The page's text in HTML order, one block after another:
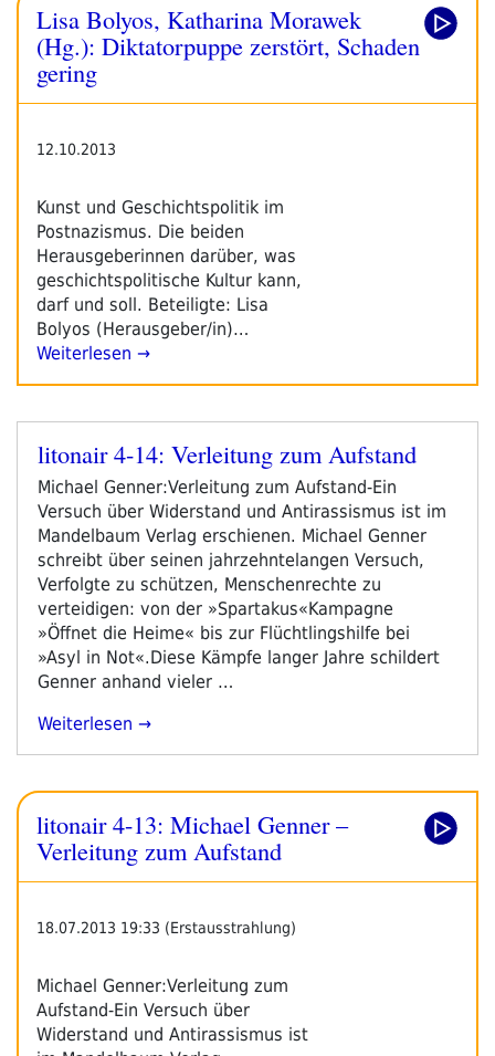
Lisa Bolyos, Katharina Morawek
(Hg.): Diktatorpuppe zerstört, Schaden
gering
12.10.2013
Kunst und Geschichtspolitik im
Postnazismus. Die beiden
Herausgeberinnen darüber, was
geschichtspolitische Kultur kann,
darf und soll. Beteiligte: Lisa
Bolyos (Herausgeber/in)…
Weiterlesen →
Veröffentlicht
litonair 4-14: Verleitung zum Aufstand
Michael Genner:Verleitung zum Aufstand-Ein
Versuch über Widerstand und Antirassismus ist im
Mandelbaum Verlag erschienen. Michael Genner
schreibt über seinen jahrzehntelangen Versuch,
Verfolgte zu schützen, Menschenrechte zu
verteidigen: von der »Spartakus«­Kampagne
»Öffnet die Heime« bis zur Flücht­lingshilfe bei
»Asyl in Not«.Diese Kämpfe langer Jahre schildert
Genner anhand vieler …
„litonair
Verleitung
Zum
Aufstand“
Weiterlesen
litonair 4-13: Michael Genner –
Verleitung zum Aufstand
18.07.2013 19:33 (Erstausstrahlung)
Michael Genner:Verleitung zum
Aufstand-Ein Versuch über
Widerstand und Antirassismus ist